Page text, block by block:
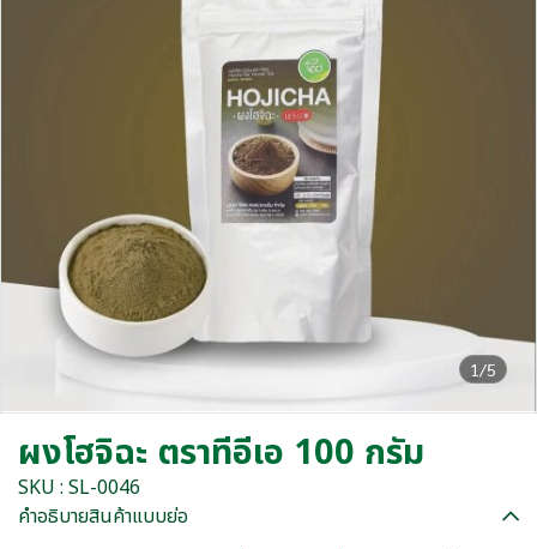
1/5
ผงโฮจิฉะ ตราทีอีเอ 100 กรัม
SKU : SL-0046
คำอธิบายสินค้าแบบย่อ